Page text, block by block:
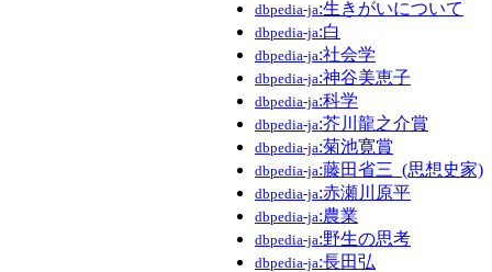
dbpedia-ja:生きがいについて
dbpedia-ja:白
dbpedia-ja:社会学
dbpedia-ja:神谷美恵子
dbpedia-ja:科学
dbpedia-ja:芥川龍之介賞
dbpedia-ja:菊池寛賞
dbpedia-ja:藤田省三_(思想史家)
dbpedia-ja:赤瀬川原平
dbpedia-ja:農業
dbpedia-ja:野生の思考
dbpedia-ja:長田弘